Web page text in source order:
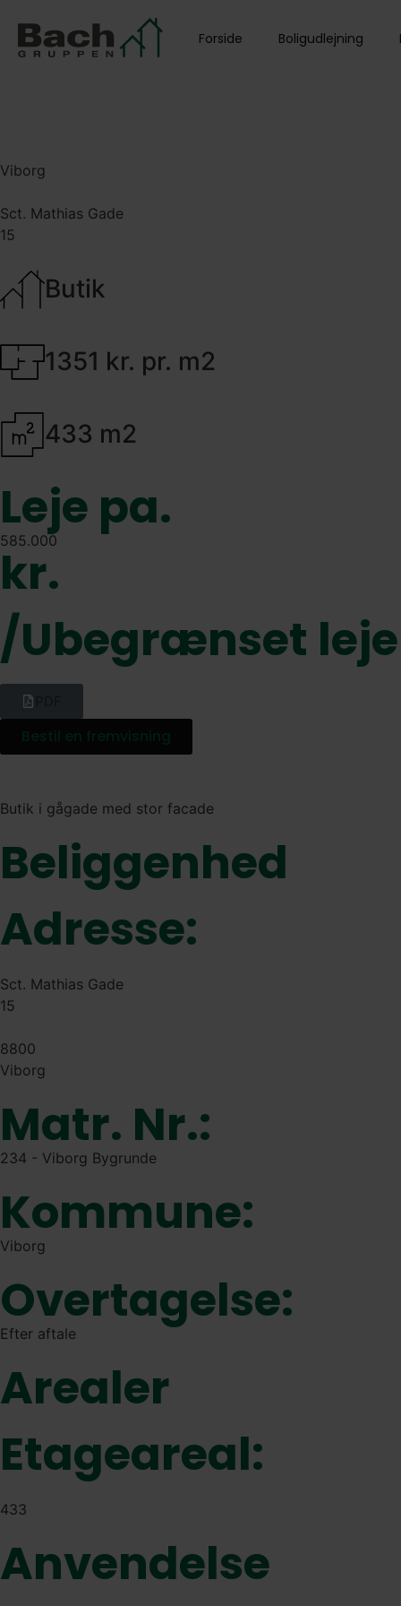
Forside Boligudlejning
Viborg
Sct. Mathias Gade
15
Butik
1351 kr. pr. m2
433 m2
Leje pa.
585.000
kr.
/Ubegrænset
Butik i gågade med stor facade
Beliggenhed
Adresse:
Sct. Mathias Gade
15
8800
Viborg
Matr. Nr.:
234 - Viborg Bygrunde
Kommune:
Viborg
Overtagelse:
Efter aftale
Arealer
Etageareal:
433
Anvendelse